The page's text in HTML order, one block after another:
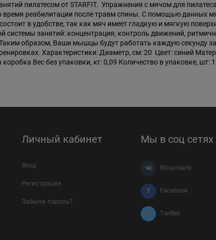
пилатесом от STARFIT. Упражнения с мячом для
реабилитации после травм спины. С помощью данных
в удобстве, так как мяч имеет гладкую и мягкую
системы занятий: концентрация, контроль движений,
образом, Ваши мышцы будут работать каждую секунду
Характеристики: Диаметр, см: 20 Цвет: синий
Вес без упаковки, кг: 0,09 Количество в упаковке, шт:
Личный кабинет
Вход
Регистрация
Забыли пароль?
Мы в соц сетях
ВКонтакте
Facebook
Twitter